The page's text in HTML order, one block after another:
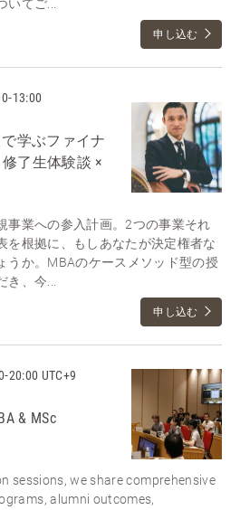
てご...
申し込む
-13:00
学ぶファイナ
了生体験談 ×
事業への参入計画。2つの事業それ
を根拠に、もしあなたが決定権者な
うか。MBAのケースメソッド型の授
、今...
申し込む
-20:00 UTC+9
& MSc
sessions, we share comprehensive
alumni outcomes,